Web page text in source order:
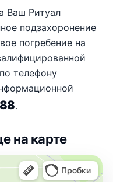
Ваш Ритуал
подзахоронение
погребение на
телефону
.
на карте